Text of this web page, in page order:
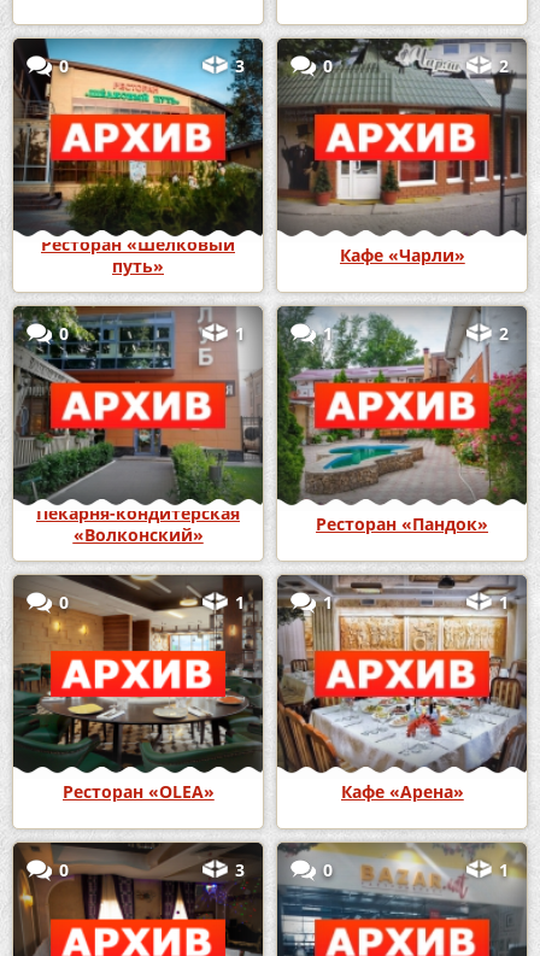
0 3
Ресторан «Шелковый
путь»
0 2
Кафе «Чарли»
0 1
Пекарня-кондитерская
«Волконский»
1 2
Ресторан «Пандок»
0 1
Ресторан «OLEA»
1 1
Кафе «Арена»
0 3 0 1